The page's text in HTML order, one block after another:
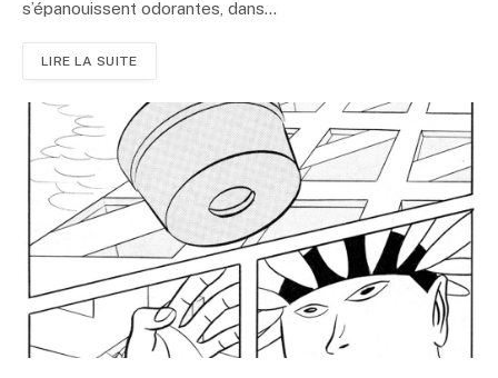
s’épanouissent odorantes, dans...
LIRE LA SUITE